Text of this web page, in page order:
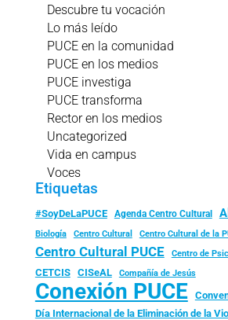
Descubre tu vocación
Lo más leído
PUCE en la comunidad
PUCE en los medios
PUCE investiga
PUCE transforma
Rector en los medios
Uncategorized
Vida en campus
Voces
Etiquetas
#SoyDeLaPUCE Agenda Centro Cultural
Biología
Centro Cultural Centro Cultural de la
Centro Cultural PUCE Centro de
CETCIS CISeAL Compañía de Jesús
Conexión PUCE
Día Internacional de la Eliminación de la